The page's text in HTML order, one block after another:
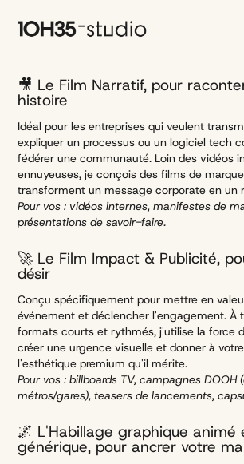
🎥 Le Film Narratif, pour
histoire
Idéal pour les entreprises qui veulent
expliquer un processus ou un logiciel tech
fédérer une communauté. Loin des vidéos
ennuyeuses, je conçois des films de
transforment un message corporate en un
Pour vos : vidéos internes, manifestes de
présentations de savoir-faire.
🚀 Le Film Impact & Publicité,
désir
Conçu spécifiquement pour mettre en
événement et déclencher l'engagement. À
formats courts et rythmés, j'utilise la force
créer une urgence visuelle et donner à
l'esthétique premium qu'il mérite.
Pour vos : billboards TV, campagnes DOOH
métros/gares), teasers de lancements,
🌌 L'Habillage graphique animé
générique, pour ancrer votre